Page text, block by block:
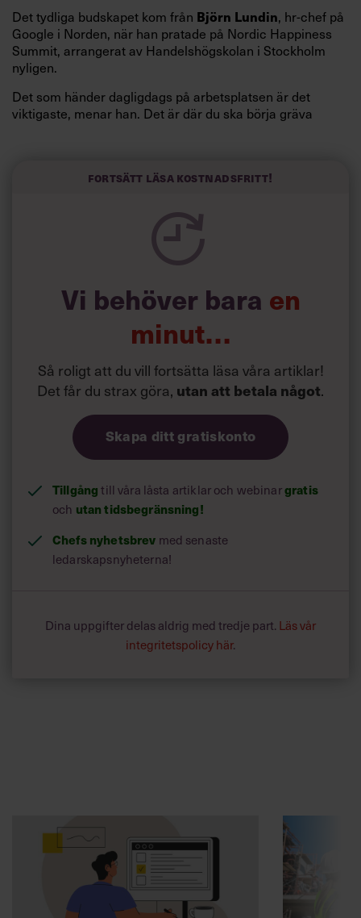
Det tydliga budskapet kom från Björn Lundin, hr-chef på
Google i Norden, när han pratade på Nordic Happiness
Summit, arrangerat av Handelshögskolan i Stockholm
nyligen.
Det som händer dagligdags på arbetsplatsen är det
viktigaste, menar han. Det är där du ska börja gräva
och höjt arbetsglädjen på Google:
Fortsätt läsa kostnadsfritt!
Vi behöver bara en
minut…
Så roligt att du vill fortsätta läsa våra artiklar!
Det får du strax göra, utan att betala något.
Skapa ditt gratiskonto
Tillgångtill våra låsta artiklar och webinargratis
och utan tidsbegränsning!
Chefs nyhetsbrev med senaste
ledarskapsnyheterna!
Dina uppgifter delas aldrig med tredje part. Läs vår
integritetspolicy här.